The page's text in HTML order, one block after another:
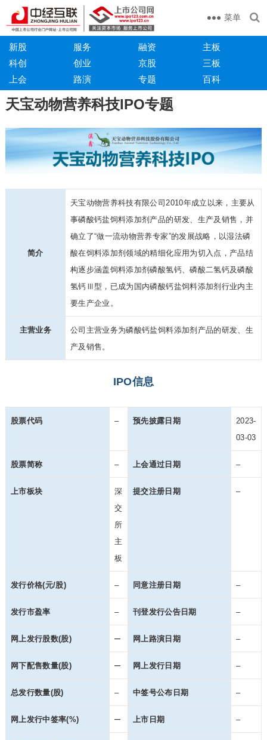
菜单
新股 服务 融资
主板
科创
创业 京股
三板
上会
路演 专题 百科
天宝动物营养科技IPO专题
简介
天宝动物营养科技有限公司2010年成立以来，主要从
事磷酸钙盐饲料添加剂产品的研发、生产及销售，并
确立了“做一流动物营养专家”的发展战略，以湿法磷
酸在饲料添加剂领域的精细化应用为切入点，产品结
构逐步涵盖饲料添加剂磷酸氢钙、磷酸二氢钙及磷酸
氢钙Ⅲ型，已成为国内磷酸钙盐饲料添加剂行业内主
要生产企业。
主营业务
公司主营业务为磷酸钙盐饲料添加剂产品的研发、生
产及销售。
IPO信息
股票代码 – 预先披露日期
2023-
03-03
股票简称 – 上会通过日期 –
上市板块
深
交
所
主
板
提交注册日期 –
发行价格(元/股) – 同意注册日期 –
发行市盈率 – 刊登发行公告日期 –
网上发行股数(股) – 网上路演日期 –
网下配售数量(股) – 网上发行日期 –
总发行数量(股) – 中签号公布日期 –
网上发行中签率(%) – 上市日期 –